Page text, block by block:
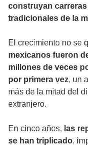
construyan
tradicionales de la
El crecimiento no se
mexicanos fueron
millones de veces
por primera vez, un
más de la mitad del
extranjero.
En cinco años, las
se han triplicado,